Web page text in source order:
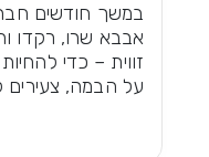
במשך חודשים
אבבא שרו, רקדו
זווית – כדי
על הבמה, צעירים